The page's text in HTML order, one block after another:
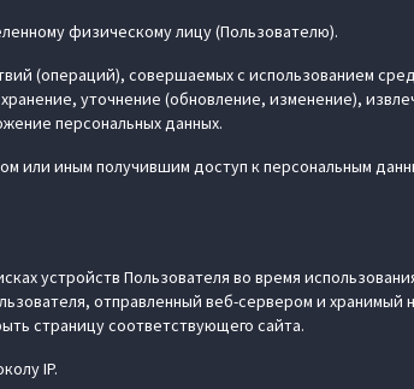
физическому лицу (Пользователю).
(операций), совершаемых с использованием
уточнение (обновление, изменение),
персональных данных.
или иным получившим доступ к персональным
устройств Пользователя во время
отправленный веб-сервером и хранимый
страницу соответствующего сайта.
IP.